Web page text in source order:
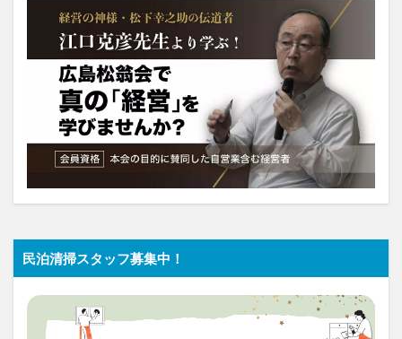
民泊清掃スタッフ募集中！